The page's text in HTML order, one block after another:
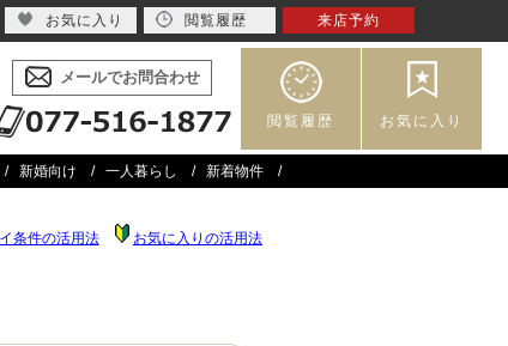
メールでお問合わせ
閲覧履歴 お気に入り
新婚向け 一人暮らし 新着物件
条件の活用法 お気に入りの活用法
お気に入り 閲覧履歴 来店予約